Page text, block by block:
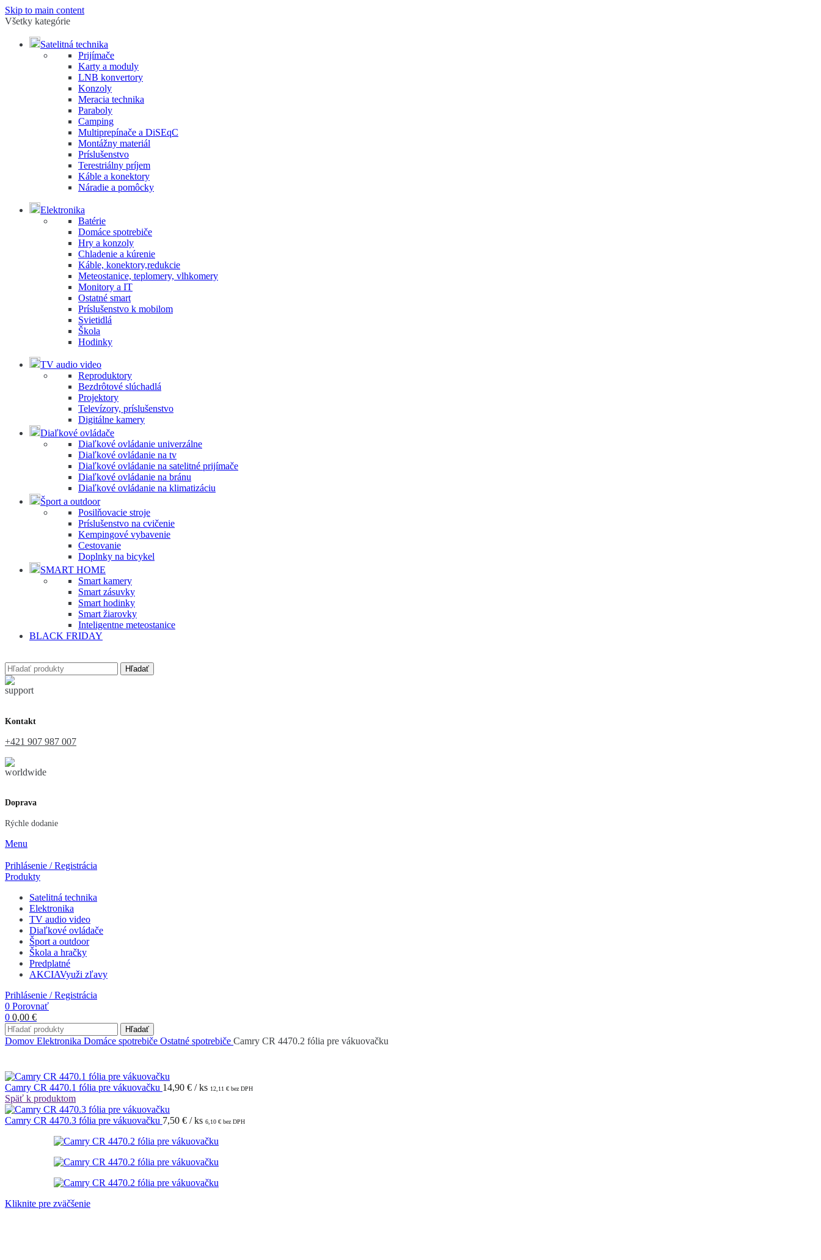
Skip to main content
Všetky kategórie
Satelitná technika
Prijímače
Karty a moduly
LNB konvertory
Konzoly
Meracia technika
Paraboly
Camping
Multiprepínače a DiSEqC
Montážny materiál
Príslušenstvo
Terestriálny príjem
Káble a konektory
Náradie a pomôcky
Elektronika
Batérie
Domáce spotrebiče
Hry a konzoly
Chladenie a kúrenie
Káble, konektory,redukcie
Meteostanice, teplomery, vlhkomery
Monitory a IT
Ostatné smart
Príslušenstvo k mobilom
Svietidlá
Škola
Hodinky
TV audio video
Reproduktory
Bezdrôtové slúchadlá
Projektory
Televízory, príslušenstvo
Digitálne kamery
Diaľkové ovládače
Diaľkové ovládanie univerzálne
Diaľkové ovládanie na tv
Diaľkové ovládanie na satelitné prijímače
Diaľkové ovládanie na bránu
Diaľkové ovládanie na klimatizáciu
Šport a outdoor
Posilňovacie stroje
Príslušenstvo na cvičenie
Kempingové vybavenie
Cestovanie
Doplnky na bicykel
SMART HOME
Smart kamery
Smart zásuvky
Smart hodinky
Smart žiarovky
Inteligentne meteostanice
BLACK FRIDAY
Hľadať
Kontakt
+421 907 987 007
Doprava
Rýchle dodanie
Menu
Prihlásenie / Registrácia
Produkty
Satelitná technika
Elektronika
TV audio video
Diaľkové ovládače
Šport a outdoor
Škola a hračky
Predplatné
AKCIAVyuži zľavy
Prihlásenie / Registrácia
0 Porovnať
0 0,00 €
Hľadať
Domov Elektronika Domáce spotrebiče Ostatné spotrebiče Camry CR 4470.2 fólia pre vákuovačku
Camry CR 4470.1 fólia pre vákuovačku 14,90 € / ks 12,11 € bez DPH
Späť k produktom
Camry CR 4470.3 fólia pre vákuovačku 7,50 € / ks 6,10 € bez DPH
Kliknite pre zväčšenie